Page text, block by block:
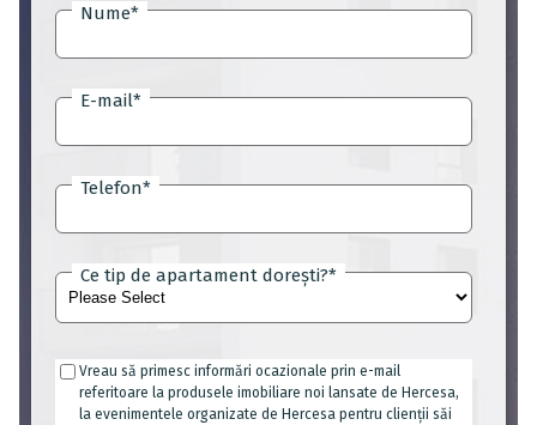
Nume*
E-mail*
Telefon*
Ce tip de apartament dorești?*
Vreau să primesc informări ocazionale prin e-mail
referitoare la produsele imobiliare noi lansate de Hercesa,
la evenimentele organizate de Hercesa pentru clienții săi